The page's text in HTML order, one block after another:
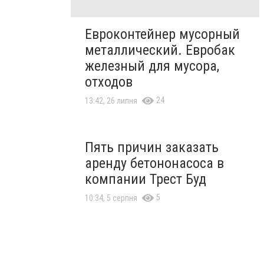
Евроконтейнер мусорный
металлический. Евробак
железный для мусора,
отходов
13:42, 26 липня 24
Пять причин заказать
аренду бетононасоса в
компании Трест Буд
10:34, 5 серпня 5